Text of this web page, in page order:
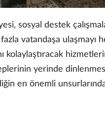
sosyal destek
vatandaşa ulaşmayı
kolaylaştıracak
yerinde
en önemli